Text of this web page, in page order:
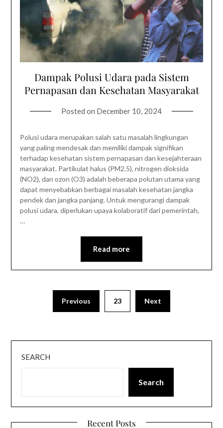
Dampak Polusi Udara pada Sistem
Pernapasan dan Kesehatan Masyarakat
Posted on December 10, 2024
Polusi udara merupakan salah satu masalah lingkungan
yang paling mendesak dan memiliki dampak signifikan
terhadap kesehatan sistem pernapasan dan kesejahteraan
masyarakat. Partikulat halus (PM2.5), nitrogen dioksida
(NO2), dan ozon (O3) adalah beberapa polutan utama yang
dapat menyebabkan berbagai masalah kesehatan jangka
pendek dan jangka panjang. Untuk mengurangi dampak
polusi udara, diperlukan upaya kolaboratif dari pemerintah,
…
Read more
Previous 23 Next
SEARCH
Search
Recent Posts